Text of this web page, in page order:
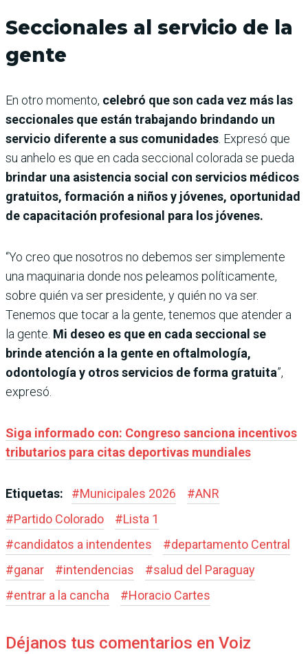
Seccionales al servicio de la
gente
En otro momento, celebró que son cada vez más las
seccionales que están trabajando brindando un
servicio diferente a sus comunidades. Expresó que
su anhelo es que en cada seccional colorada se pueda
brindar una asistencia social con servicios médicos
gratuitos, formación a niños y jóvenes, oportunidad
de capacitación profesional para los jóvenes.
“Yo creo que nosotros no debemos ser simplemente
una maquinaria donde nos peleamos políticamente,
sobre quién va ser presidente, y quién no va ser.
Tenemos que tocar a la gente, tenemos que atender a
la gente. Mi deseo es que en cada seccional se
brinde atención a la gente en oftalmología,
odontología y otros servicios de forma gratuita”,
expresó.
Siga informado con: Congreso sanciona incentivos
tributarios para citas deportivas mundiales
Etiquetas: #Municipales 2026 #ANR
#Partido Colorado #Lista 1
#candidatos a intendentes #departamento Central
#ganar #intendencias #salud del Paraguay
#entrar a la cancha #Horacio Cartes
Déjanos tus comentarios en Voiz